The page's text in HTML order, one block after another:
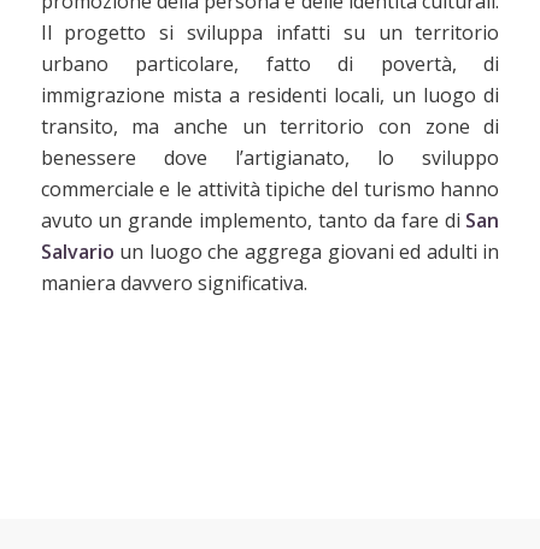
Il progetto si sviluppa infatti su un territorio
urbano particolare, fatto di povertà, di
immigrazione mista a residenti locali, un luogo di
transito, ma anche un territorio con zone di
benessere dove l’artigianato, lo sviluppo
commerciale e le attività tipiche del turismo hanno
avuto un grande implemento, tanto da fare di San
Salvario un luogo che aggrega giovani ed adulti in
maniera davvero significativa.